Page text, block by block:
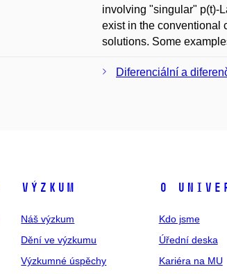
involving "singular" p(t)-
exist in the conventional
solutions. Some
Diferenciální a
Výzkum
Náš výzkum
Dění ve výzkumu
Výzkumné úspěchy
O
Kdo jsme
Úřední deska
Kariéra na MU